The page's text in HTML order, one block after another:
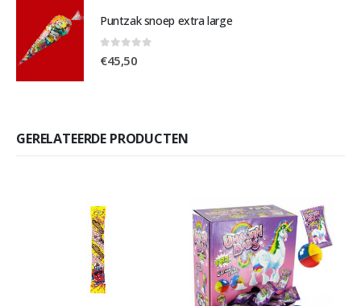
Puntzak snoep extra large
0out of 5
€45,50
GERELATEERDE PRODUCTEN